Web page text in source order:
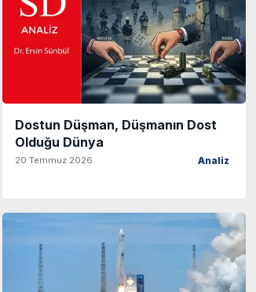
Dostun Düşman, Düşmanın Dost
Olduğu Dünya
20 Temmuz 2026 Analiz